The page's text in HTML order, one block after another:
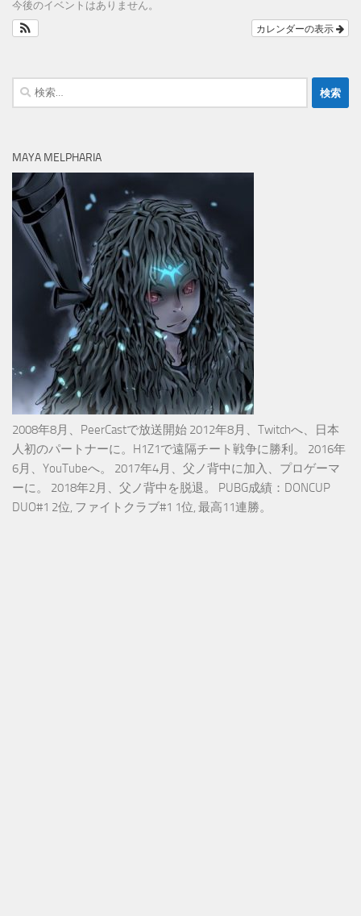
今後のイベントはありません。
カレンダーの表示
検
索:
MAYA MELPHARIA
2008年8月、PeerCastで放送開始 2012年8月、Twitchへ、日本
人初のパートナーに。H1Z1で遠隔チート戦争に勝利。 2016年
6月、YouTubeへ。 2017年4月、父ノ背中に加入、プロゲーマ
ーに。 2018年2月、父ノ背中を脱退。 PUBG成績：DONCUP
DUO#1 2位, ファイトクラブ#1 1位, 最高11連勝。